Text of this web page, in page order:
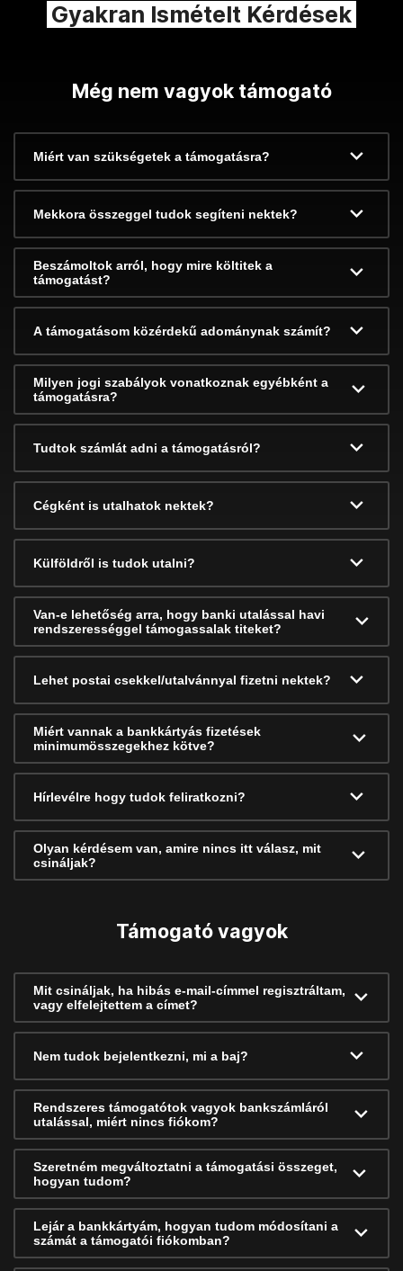
Gyakran Ismételt Kérdések
Még nem vagyok támogató
Miért van szükségetek a támogatásra?
Mekkora összeggel tudok segíteni nektek?
Beszámoltok arról, hogy mire költitek a
támogatást?
A támogatásom közérdekű adománynak számít?
Milyen jogi szabályok vonatkoznak egyébként a
támogatásra?
Tudtok számlát adni a támogatásról?
Cégként is utalhatok nektek?
Külföldről is tudok utalni?
Van-e lehetőség arra, hogy banki utalással havi
rendszerességgel támogassalak titeket?
Lehet postai csekkel/utalvánnyal fizetni nektek?
Miért vannak a bankkártyás fizetések
minimumösszegekhez kötve?
Hírlevélre hogy tudok feliratkozni?
Olyan kérdésem van, amire nincs itt válasz, mit
csináljak?
Támogató vagyok
Mit csináljak, ha hibás e-mail-címmel regisztráltam,
vagy elfelejtettem a címet?
Nem tudok bejelentkezni, mi a baj?
Rendszeres támogatótok vagyok bankszámláról
utalással, miért nincs fiókom?
Szeretném megváltoztatni a támogatási összeget,
hogyan tudom?
Lejár a bankkártyám, hogyan tudom módosítani a
számát a támogatói fiókomban?